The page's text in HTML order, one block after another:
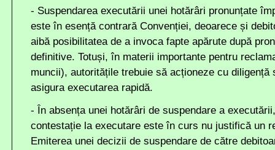
- Suspendarea executării unei hotărâri pronunțate
este în esență contrară Convenției, deoarece și
aibă posibilitatea de a invoca fapte apărute după
definitive. Totuși, în materii importante pentru
muncii), autoritățile trebuie să acționeze cu diligență
asigura executarea rapidă.
- În absența unei hotărâri de suspendare a
contestație la executare este în curs nu justifică un
Emiterea unei decizii de suspendare de către